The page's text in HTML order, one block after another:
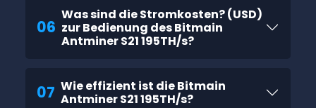
06
Was sind die Stromkosten? (USD)
zur Bedienung des Bitmain
Antminer S21 195TH/s?
07 Wie effizient ist die Bitmain
Antminer S21 195TH/s?